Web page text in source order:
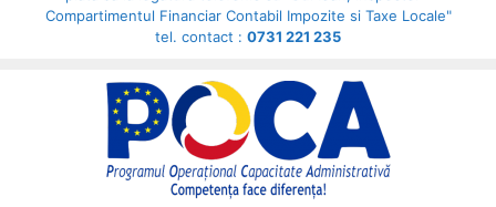
Compartimentul Financiar Contabil Impozite si Taxe Locale"
tel. contact : 0731 221 235